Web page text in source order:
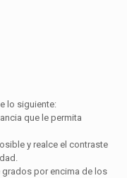
lo siguiente:
que le permita
y realce el contraste
grados por encima de los